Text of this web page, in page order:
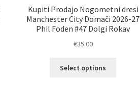
Kupiti Prodajo Nogometni dresi
Manchester City Domači 2026-27
Phil Foden #47 Dolgi Rokav
€35.00
Select options